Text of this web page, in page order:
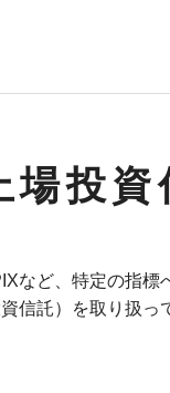
場投資
など、特定の指
信託）を取り扱っ